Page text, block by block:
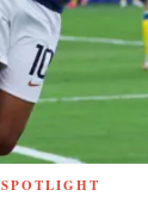
SPOTLIGHT